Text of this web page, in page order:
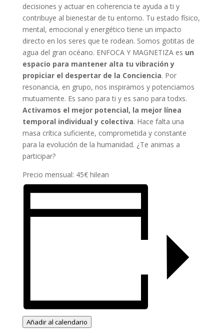
decisiones y actuar en coherencia te ayuda a ti y
contribuye al bienestar de tu entorno. Tu estado físico,
mental, emocional y energético tiene un impacto
directo en los seres que te rodean. Somos gotitas de
agua del gran océano. ENFOCA Y MAGNETIZA es un
espacio para mantener alta tu vibración y
propiciar el despertar de la Conciencia. Por
resonancia, en grupo, nos inspiramos y potenciamos
mutuamente. Es sano para ti y es sano para todxs.
Activamos el mejor potencial, la mejor línea
temporal individual y colectiva. Hace falta una
masa crítica suficiente, comprometida y constante
para la evolución de la humanidad. ¿Te animas a
participar?
Precio mensual: 45€ hilean
Añadir al calendario